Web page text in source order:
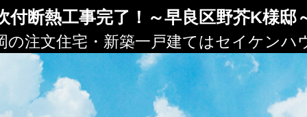
付断熱工事完了！～早良区野芥K様邸
の注文住宅・新築一戸建てはセイケンハ